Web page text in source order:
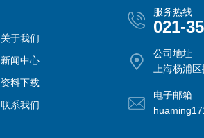
关于我们
新闻中心
资料下载
联系我们
服务热线
021-
公司地址
上海杨浦
电子邮箱